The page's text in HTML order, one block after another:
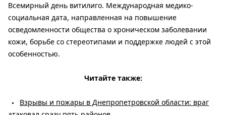
Всемирный день витилиго. Международная медико-
социальная дата, направленная на повышение
осведомленности общества о хроническом заболевании
кожи, борьбе со стереотипами и поддержке людей с этой
особенностью.
Читайте также:
Взрывы и пожары в Днепропетровской области: враг